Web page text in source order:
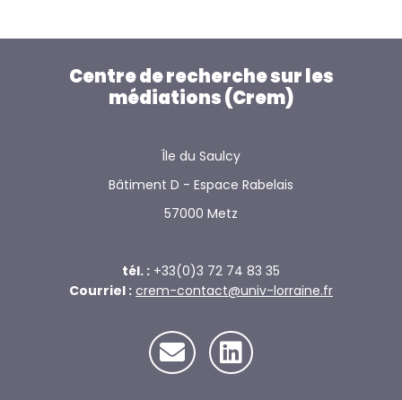
Centre de recherche sur les
médiations (Crem)
Île du Saulcy
Bâtiment D - Espace Rabelais
57000 Metz
tél. : +33(0)3 72 74 83 35
Courriel : crem-contact@univ-lorraine.fr